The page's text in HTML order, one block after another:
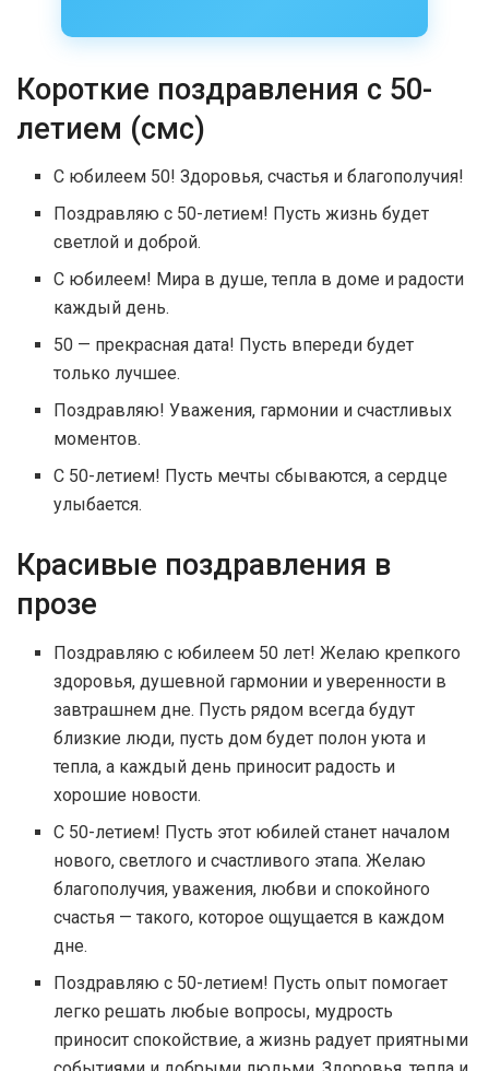
Короткие поздравления с 50-
летием (смс)
С юбилеем 50! Здоровья, счастья и благополучия!
Поздравляю с 50-летием! Пусть жизнь будет
светлой и доброй.
С юбилеем! Мира в душе, тепла в доме и радости
каждый день.
50 — прекрасная дата! Пусть впереди будет
только лучшее.
Поздравляю! Уважения, гармонии и счастливых
моментов.
С 50-летием! Пусть мечты сбываются, а сердце
улыбается.
Красивые поздравления в
прозе
Поздравляю с юбилеем 50 лет! Желаю крепкого
здоровья, душевной гармонии и уверенности в
завтрашнем дне. Пусть рядом всегда будут
близкие люди, пусть дом будет полон уюта и
тепла, а каждый день приносит радость и
хорошие новости.
С 50-летием! Пусть этот юбилей станет началом
нового, светлого и счастливого этапа. Желаю
благополучия, уважения, любви и спокойного
счастья — такого, которое ощущается в каждом
дне.
Поздравляю с 50-летием! Пусть опыт помогает
легко решать любые вопросы, мудрость
приносит спокойствие, а жизнь радует приятными